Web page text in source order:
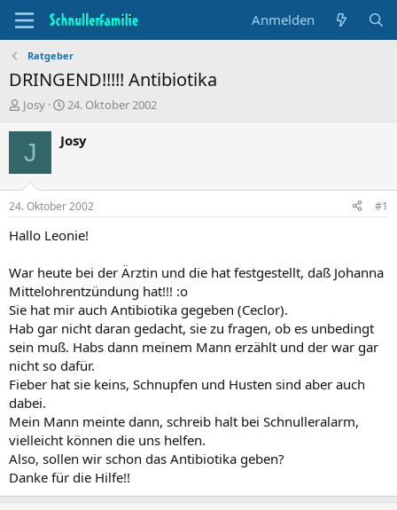
Anmelden
Ratgeber
DRINGEND!!!!! Antibiotika
T
e
n
t
a
e
r
Josy
B
g
d
a
t
24. Oktober 2002
J Josy
24. Oktober 2002 #1
Hallo Leonie!
War heute bei der Ärztin und die hat festgestellt, daß Johanna
Mittelohrentzündung hat!!! :o
Sie hat mir auch Antibiotika gegeben (Ceclor).
Hab gar nicht daran gedacht, sie zu fragen, ob es unbedingt
sein muß. Habs dann meinem Mann erzählt und der war gar
nicht so dafür.
Fieber hat sie keins, Schnupfen und Husten sind aber auch
dabei.
Mein Mann meinte dann, schreib halt bei Schnulleralarm,
vielleicht können die uns helfen.
Also, sollen wir schon das Antibiotika geben?
Danke für die Hilfe!!